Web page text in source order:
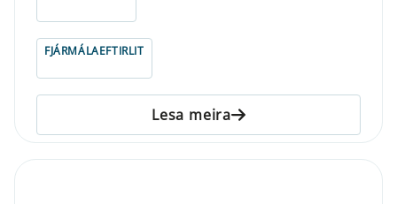
FJÁRMÁLAEFTIRLIT
Lesa meira